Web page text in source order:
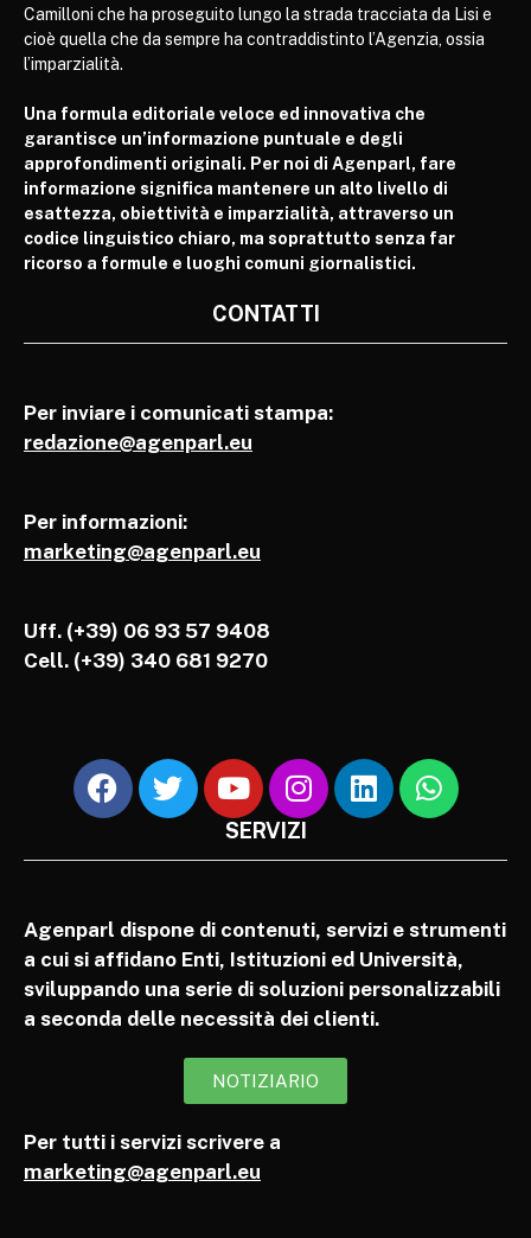
Camilloni che ha proseguito lungo la strada tracciata da Lisi e
cioè quella che da sempre ha contraddistinto l’Agenzia, ossia
l’imparzialità.
Una formula editoriale veloce ed innovativa che
garantisce un’informazione puntuale e degli
approfondimenti originali. Per noi di Agenparl, fare
informazione significa mantenere un alto livello di
esattezza, obiettività e imparzialità, attraverso un
codice linguistico chiaro, ma soprattutto senza far
ricorso a formule e luoghi comuni giornalistici.
CONTATTI
Per inviare i comunicati stampa:
redazione@agenparl.eu
Per informazioni:
marketing@agenparl.eu
Uff. (+39) 06 93 57 9408
Cell. (+39) 340 681 9270
SERVIZI
Agenparl dispone di contenuti, servizi e strumenti
a cui si affidano Enti, Istituzioni ed Università,
sviluppando una serie di soluzioni personalizzabili
a seconda delle necessità dei clienti.
NOTIZIARIO
Per tutti i servizi scrivere a
marketing@agenparl.eu